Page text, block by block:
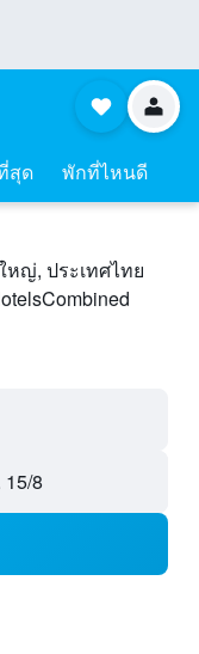
สุด พักที่ไหนดี
หญ่, ประเทศไทย
15/8